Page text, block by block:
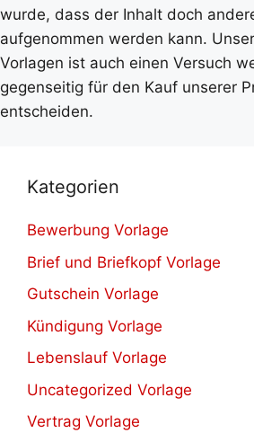
wurde, dass der Inhalt doch
aufgenommen werden kann.
Vorlagen ist auch einen Versuch
gegenseitig für den Kauf unserer
entscheiden.
Kategorien
Bewerbung Vorlage
Brief und Briefkopf Vorlage
Gutschein Vorlage
Kündigung Vorlage
Lebenslauf Vorlage
Uncategorized Vorlage
Vertrag Vorlage